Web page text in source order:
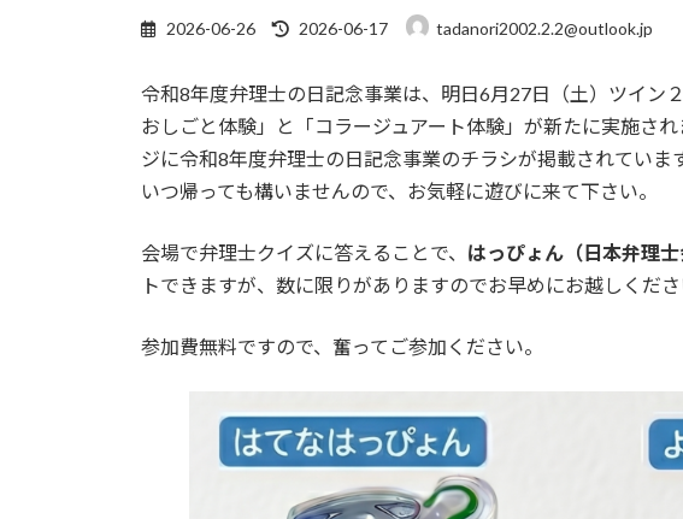
2026-06-26
最
新
日
:
2026-06-17 tadanori2002.2.2@outlook.jp
令和8年度弁理士の日記念事業は、明日6月27日（土）ツイン
おしごと体験」と「コラージュアート体験」が新たに実施され
ジに令和8年度弁理士の日記念事業のチラシが掲載されていま
いつ帰っても構いませんので、お気軽に遊びに来て下さい。
会場で弁理士クイズに答えることで、 はっぴょん（日本弁理
トできますが、数に限りがありますのでお早めにお越しくださ
参加費無料ですので、奮ってご参加ください。